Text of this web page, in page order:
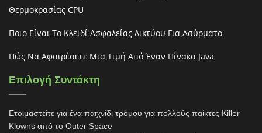
Θερμοκρασίας CPU
Ποιο Είναι Το Κλειδί Ασφαλείας Δικτύου Για Ασύρματο
Πώς Να Αφαιρέσετε Μια Τιμή Από Έναν Πίνακα Java
Επιλογή Συντάκτη
Ετοιμαστείτε για ένα παιχνίδι τρόμου για πολλούς παίκτες Killer
Klowns από το Outer Space